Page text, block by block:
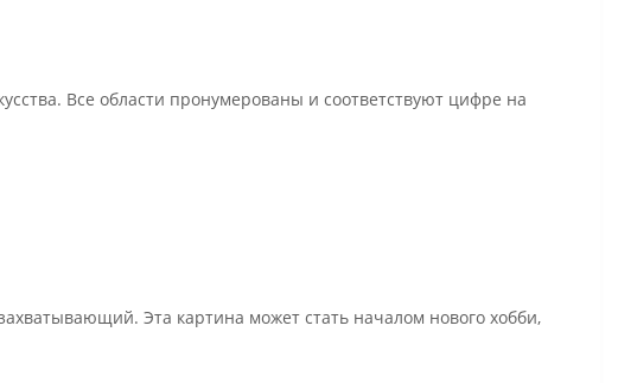
Все области пронумерованы и соответствуют цифре на
Эта картина может стать началом нового хобби,